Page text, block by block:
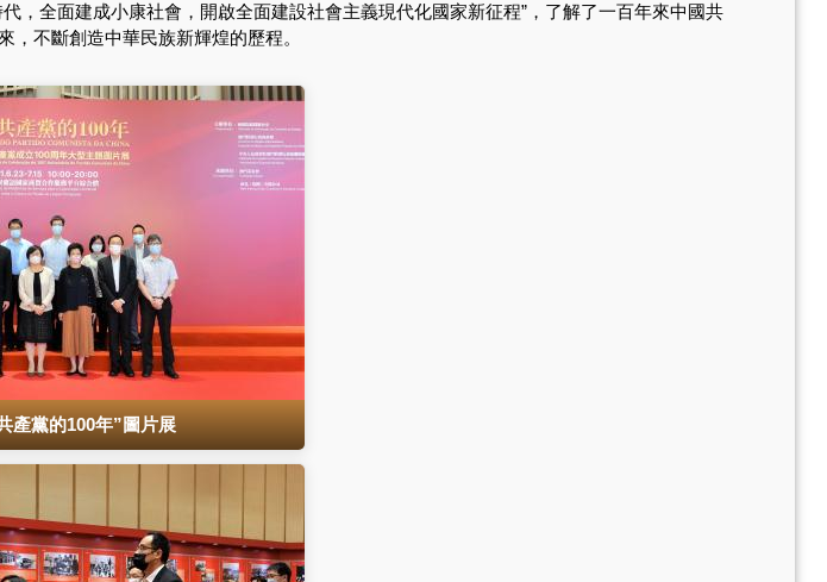
，全面建成小康社會，開啟全面建設社會主義現代化國家新征程”，了解了一百年來中國共
不斷創造中華民族新輝煌的歷程。
產黨的100年”圖片展